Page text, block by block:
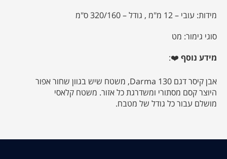
מידות: עובי – 12 מ"מ , גודל – 320/160 ס"מ
סוגי גימור: מט
מידע נוסף ❤️:
אבן קיסר דגם 130 Darma, משטח שיש בגוון שחור אפור
היוצר קסם מסתורי ומשדרגת כל אזור. משטח קלאסי
מושלם עבור כל גודל של מטבח.